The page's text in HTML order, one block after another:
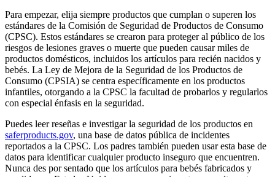
Para empezar, elija siempre productos que cumplan o superen los
estándares de la Comisión de Seguridad de Productos de Consumo
(CPSC). Estos estándares se crearon para proteger al público de los
riesgos de lesiones graves o muerte que pueden causar miles de
productos domésticos, incluidos los artículos para recién nacidos y
bebés. La Ley de Mejora de la Seguridad de los Productos de
Consumo (CPSIA) se centra específicamente en los productos
infantiles, otorgando a la CPSC la facultad de probarlos y regularlos
con especial énfasis en la seguridad.
Puedes leer reseñas e investigar la seguridad de los productos en
saferproducts.gov, una base de datos pública de incidentes
reportados a la CPSC. Los padres también pueden usar esta base de
datos para identificar cualquier producto inseguro que encuentren.
Nunca des por sentado que los artículos para bebés fabricados y